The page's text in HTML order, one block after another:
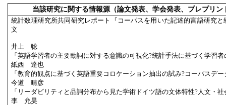
当該研究に関する情報源（論文発表、学会発表、プレプリン
統計数理研究所共同研究レポート『コーパスを用いた記述的言語研究
文
井上 聡
「英語学習者の主要動詞に対する意識の可視化?統計手法に基づく学習
紙西 達也
「教育的観点に基づく英語重要コロケーション抽出の試み?コーパスデ
今道 晴彦
「リーダビリティと品詞分布から見た学術ドイツ語の文体特性?人文・
李 允昊